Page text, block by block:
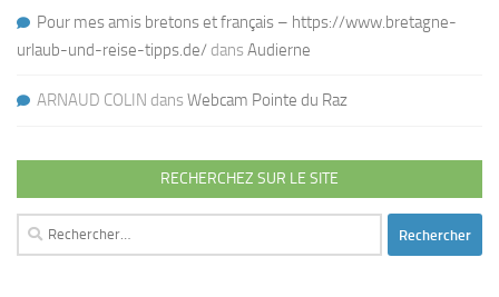
Pour mes amis bretons et français – https://www.bretagne-
urlaub-und-reise-tipps.de/ dans Audierne
ARNAUD COLIN dans Webcam Pointe du Raz
RECHERCHEZ SUR LE SITE
Rechercher :